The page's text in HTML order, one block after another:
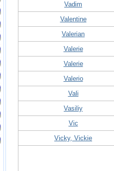
Vadim
Valentine
Valerian
Valerie
Valerie
Valerio
Vali
Vasiliy
Vic
Vicky, Vickie